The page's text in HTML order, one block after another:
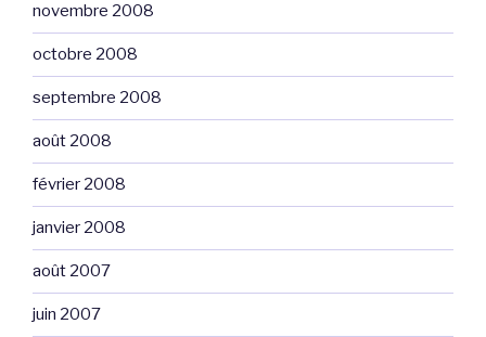
novembre 2008
octobre 2008
septembre 2008
août 2008
février 2008
janvier 2008
août 2007
juin 2007